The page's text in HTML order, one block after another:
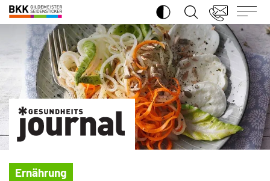
BKK
Gildemeister
Seidensticker
SUCHE ÖFFNEN
Ernährung